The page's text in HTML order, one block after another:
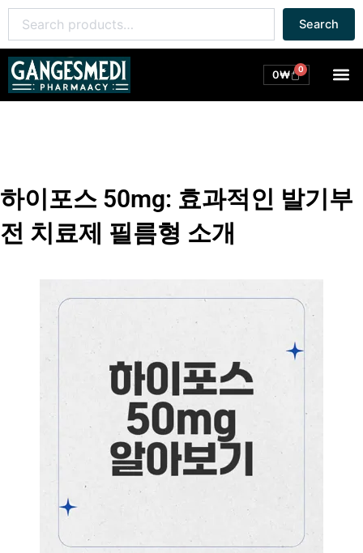
콘
츠
너
for:
Search
0₩ 0
Cart
하이포스 50mg: 효과적인 발기부
전 치료제 필름형 소개